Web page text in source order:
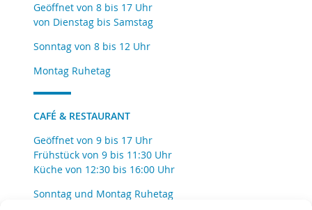
Geöffnet von 8 bis 17 Uhr
von Dienstag bis Samstag
Sonntag von 8 bis 12 Uhr
Montag Ruhetag
CAFÉ & RESTAURANT
Geöffnet von 9 bis 17 Uhr
Frühstück von 9 bis 11:30 Uhr
Küche von 12:30 bis 16:00 Uhr
Sonntag und Montag Ruhetag